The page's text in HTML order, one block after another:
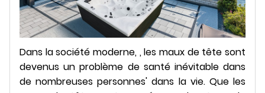
Dans la société moderne, , les maux de tête sont
devenus un problème de santé inévitable dans
de nombreuses personnes' dans la vie. Que les